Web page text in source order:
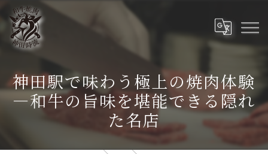
神田駅で味わう極上の焼肉体験
—和牛の旨味を堪能できる隠れ
た名店